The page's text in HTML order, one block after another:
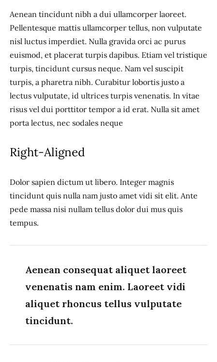
Aenean tincidunt nibh a dui ullamcorper laoreet.
Pellentesque mattis ullamcorper tellus, non vulputate
nisl luctus imperdiet. Nulla gravida orci ac purus
euismod, et placerat turpis dapibus. Etiam vel tristique
turpis, tincidunt cursus neque. Nam vel suscipit
turpis, a pharetra nibh. Curabitur lobortis justo a
lectus vulputate, id ultrices turpis venenatis. In vitae
risus vel dui porttitor tempor a id erat. Nulla sit amet
porta lectus, nec sodales neque
Right-Aligned
Dolor sapien dictum ut libero. Integer magnis
tincidunt quis nulla nam justo amet vidi sit elit. Ante
pede massa nisi nullam tellus dolor dui mus quis
tempus.
Aenean consequat aliquet laoreet
venenatis nam enim. Laoreet vidi
aliquet rhoncus tellus vulputate
tincidunt.